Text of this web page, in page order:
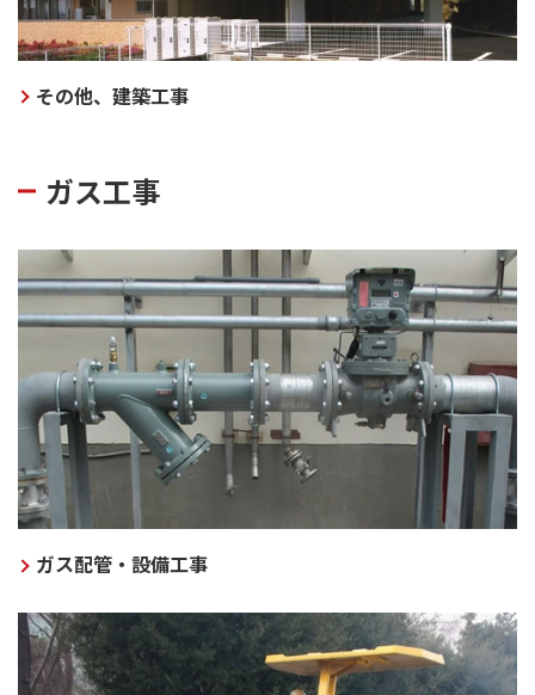
その他、建築工事
ガス工事
ガス配管・設備工事